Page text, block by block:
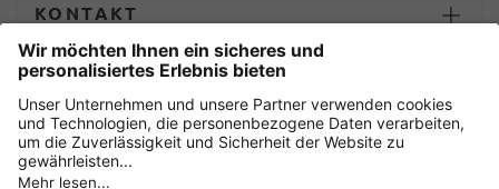
KONTAKT
ZAHLUNG UND LIEFERUNG
Sicher einkaufen mit